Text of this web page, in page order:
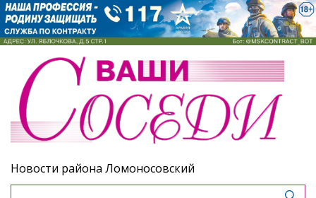
Новости района Ломоносовский